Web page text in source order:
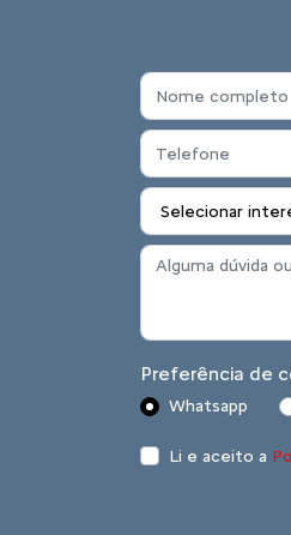
Preferência de
Whatsapp
Li e aceito a